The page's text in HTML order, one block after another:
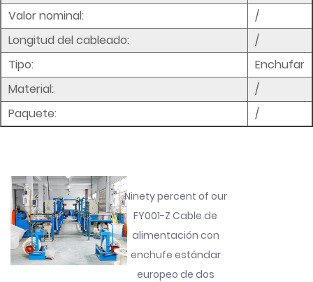
Valor nominal:
/
Longitud del cableado:
/
Tipo:
Enchufar
Material:
/
Paquete:
/
Ninety percent of our
FY001-Z Cable de
alimentación con
enchufe estándar
europeo de dos